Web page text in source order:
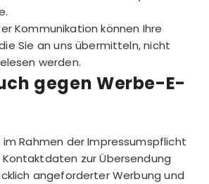
Kommunikation können Ihre
Sie an uns übermitteln, nicht
werden.
gegen Werbe-E-
im Rahmen der Impressumspflicht
zur Übersendung
angeforderter Werbung und